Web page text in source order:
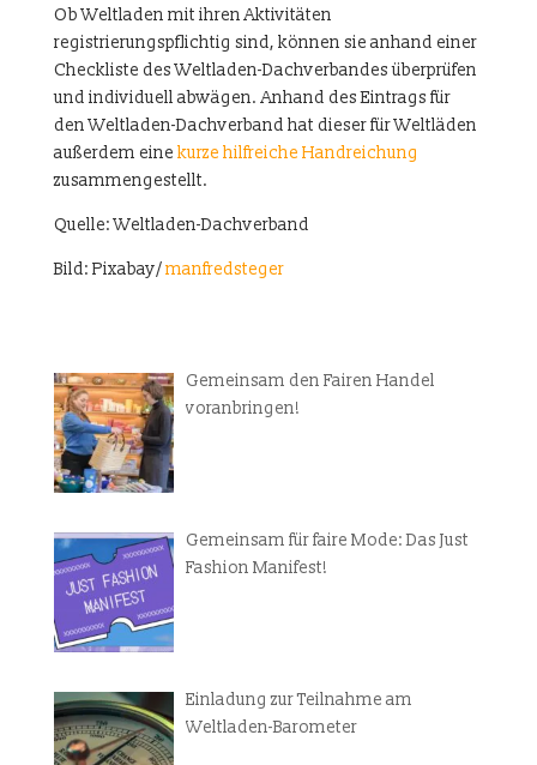
Ob Weltladen mit ihren Aktivitäten
registrierungspflichtig sind, können sie anhand einer
Checkliste des Weltladen-Dachverbandes überprüfen
und individuell abwägen. Anhand des Eintrags für
den Weltladen-Dachverband hat dieser für Weltläden
außerdem eine kurze hilfreiche Handreichung
zusammengestellt.
Quelle: Weltladen-Dachverband
Bild: Pixabay/manfredsteger
Gemeinsam den Fairen Handel
voranbringen!
Gemeinsam für faire Mode: Das Just
Fashion Manifest!
Einladung zur Teilnahme am
Weltladen-Barometer